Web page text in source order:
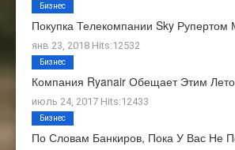
Покупка Телекомпании Sky
янв 23, 2018 Hits:12532
Бизнес
Компания Ryanair Обещает Этим
июль 24, 2017 Hits:12433
Бизнес
По Словам Банкиров, Пока У Вас Не
Бизнес